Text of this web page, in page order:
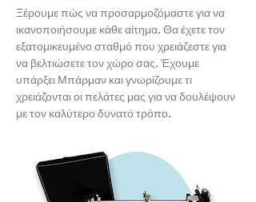
Ξέρουμε πώς να προσαρμοζόμαστε για να
ικανοποιήσουμε κάθε αίτημα. Θα έχετε τον
εξατομικευμένο σταθμό που χρειάζεστε για
να βελτιώσετε τον χώρο σας. Έχουμε
υπάρξει Μπάρμαν και γνωρίζουμε τι
χρειάζονται οι πελάτες μας για να δουλέψουν
με τον καλύτερο δυνατό τρόπο.